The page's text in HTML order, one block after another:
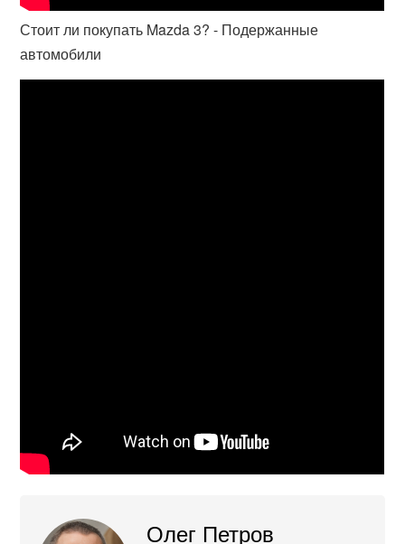
Стоит ли покупать Mazda 3? - Подержанные
автомобили
Олег Петров